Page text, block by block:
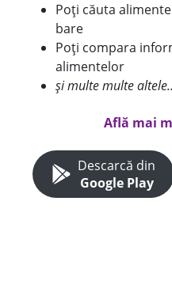
Poți căuta
bare
Poți compara
alimentelor
și multe multe
Află mai
Descarcă din
Google Play